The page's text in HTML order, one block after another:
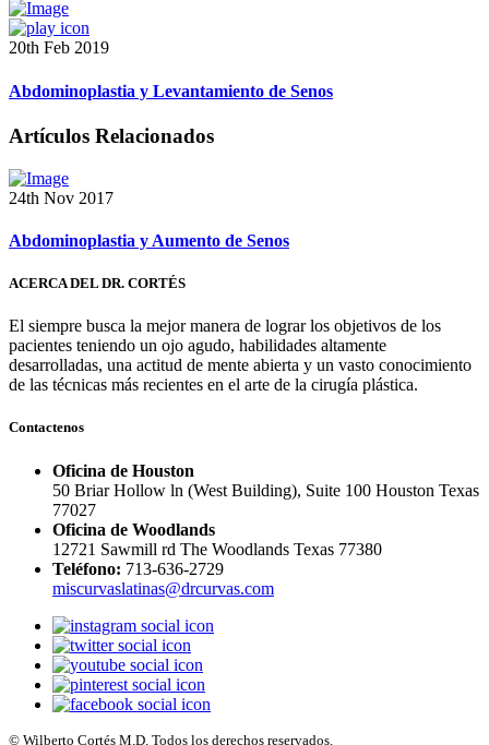
20th Feb 2019
Abdominoplastia y Levantamiento de Senos
Artículos Relacionados
24th Nov 2017
Abdominoplastia y Aumento de Senos
ACERCA DEL DR. CORTÉS
El siempre busca la mejor manera de lograr los objetivos de los
pacientes teniendo un ojo agudo, habilidades altamente
desarrolladas, una actitud de mente abierta y un vasto conocimiento
de las técnicas más recientes en el arte de la cirugía plástica.
Contactenos
Oficina de Houston
50 Briar Hollow ln (West Building), Suite 100 Houston Texas
77027
Oficina de Woodlands
12721 Sawmill rd The Woodlands Texas 77380
Teléfono: 713-636-2729
miscurvaslatinas@drcurvas.com
© Wilberto Cortés M.D. Todos los derechos reservados.